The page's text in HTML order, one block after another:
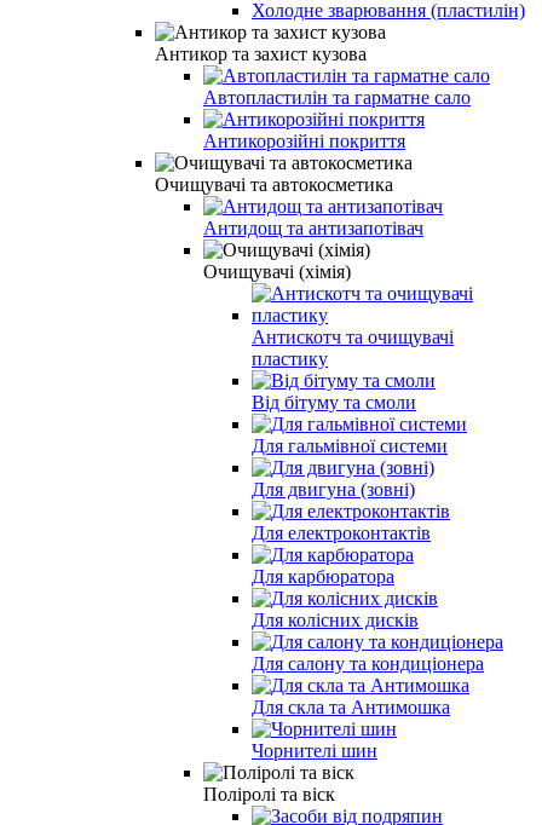
Холодне зварювання (пластилін)
Антикор та захист кузова
Автопластилін та гарматне сало
Антикорозійні покриття
Очищувачі та автокосметика
Антидощ та антизапотівач
Очищувачі (хімія)
Антискотч та очищувачі
пластику
Від бітуму та смоли
Для гальмівної системи
Для двигуна (зовні)
Для електроконтактів
Для карбюратора
Для колісних дисків
Для салону та кондиціонера
Для скла та Антимошка
Чорнителі шин
Поліролі та віск